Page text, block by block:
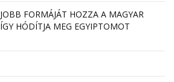
FORMÁJÁT HOZZA A MAGYAR
HÓDÍTJA MEG EGYIPTOMOT